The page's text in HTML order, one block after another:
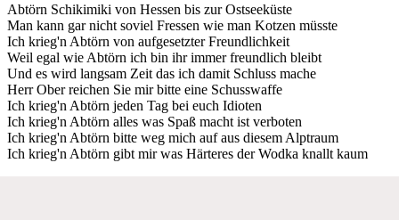
Abtörn Schikimiki von Hessen bis zur Ostseeküste
Man kann gar nicht soviel Fressen wie man Kotzen müsste
Ich krieg'n Abtörn von aufgesetzter Freundlichkeit
Weil egal wie Abtörn ich bin ihr immer freundlich bleibt
Und es wird langsam Zeit das ich damit Schluss mache
Herr Ober reichen Sie mir bitte eine Schusswaffe
Ich krieg'n Abtörn jeden Tag bei euch Idioten
Ich krieg'n Abtörn alles was Spaß macht ist verboten
Ich krieg'n Abtörn bitte weg mich auf aus diesem Alptraum
Ich krieg'n Abtörn gibt mir was Härteres der Wodka knallt kaum